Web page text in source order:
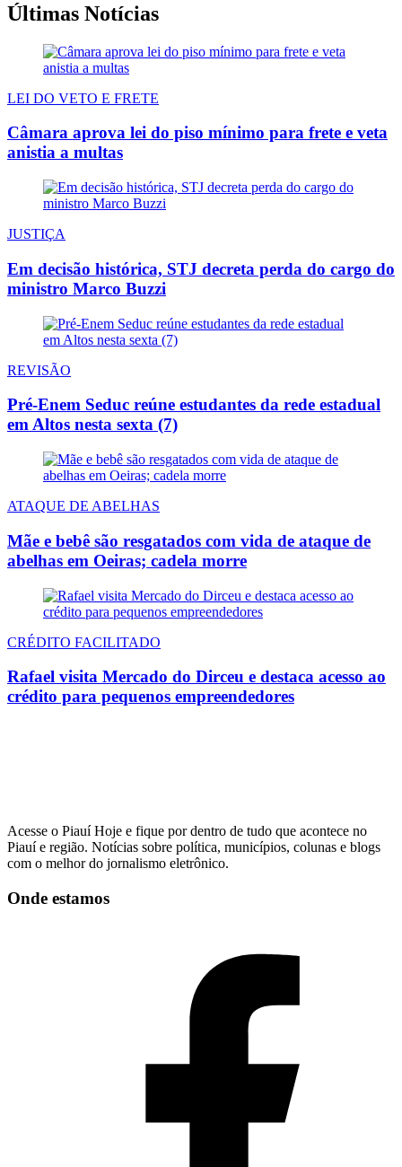
Últimas Notícias
LEI DO VETO E FRETE
Câmara aprova lei do piso mínimo para frete e veta
anistia a multas
JUSTIÇA
Em decisão histórica, STJ decreta perda do cargo do
ministro Marco Buzzi
REVISÃO
Pré-Enem Seduc reúne estudantes da rede estadual
em Altos nesta sexta (7)
ATAQUE DE ABELHAS
Mãe e bebê são resgatados com vida de ataque de
abelhas em Oeiras; cadela morre
CRÉDITO FACILITADO
Rafael visita Mercado do Dirceu e destaca acesso ao
crédito para pequenos empreendedores
Acesse o Piauí Hoje e fique por dentro de tudo que acontece no
Piauí e região. Notícias sobre política, municípios, colunas e blogs
com o melhor do jornalismo eletrônico.
Onde estamos